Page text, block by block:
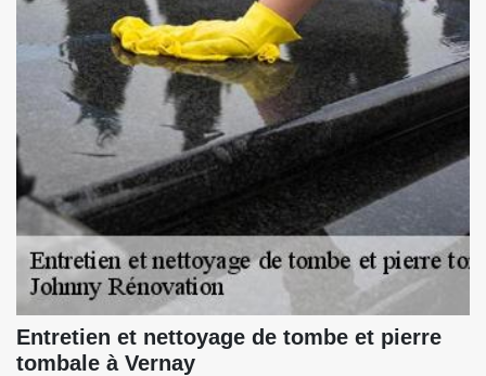
Entretien et nettoyage de tombe et pierre
tombale à Vernay